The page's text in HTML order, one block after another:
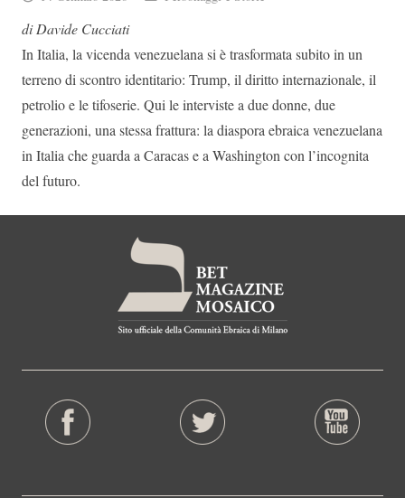
di Davide Cucciati
In Italia, la vicenda venezuelana si è trasformata subito in un
terreno di scontro identitario: Trump, il diritto internazionale, il
petrolio e le tifoserie. Qui le interviste a due donne, due
generazioni, una stessa frattura: la diaspora ebraica venezuelana
in Italia che guarda a Caracas e a Washington con l’incognita
del futuro.